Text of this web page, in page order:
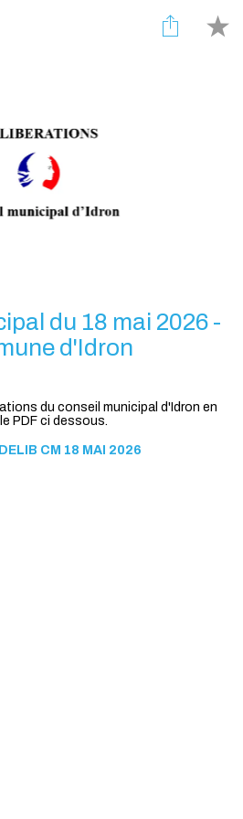
du 18 mai 2026 -
d'Idron
du conseil municipal d'Idron en
PDF ci dessous.
DELIB CM 18 MAI 2026